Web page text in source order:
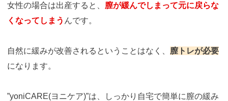
女性の場合は出産すると、 膣が緩んでしまって元に戻らな
くなってしまう んです。
自然に緩みが改善されるということはなく、 膣トレが必要
になります。
”yoniCARE(ヨニケア)”は、しっかり自宅で簡単に膣の緩み